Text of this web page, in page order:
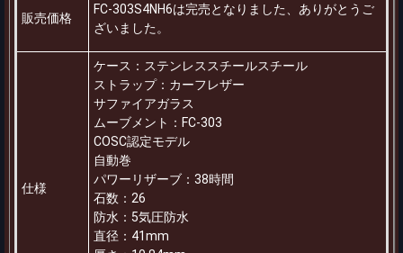
販売価格
FC-303S4NH6は完売となりました、ありがとうご
ざいました。
仕様
ケース：ステンレススチールスチール
ストラップ：カーフレザー
サファイアガラス
ムーブメント：FC-303
COSC認定モデル
自動巻
パワーリザーブ：38時間
石数：26
防水：5気圧防水
直径：41mm